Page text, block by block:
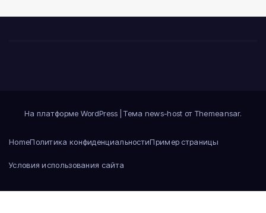
На платформе WordPress |Тема news-host от Themeansar.
HomeПолитика конфиденциальностиПример страницы
Условия использования сайта